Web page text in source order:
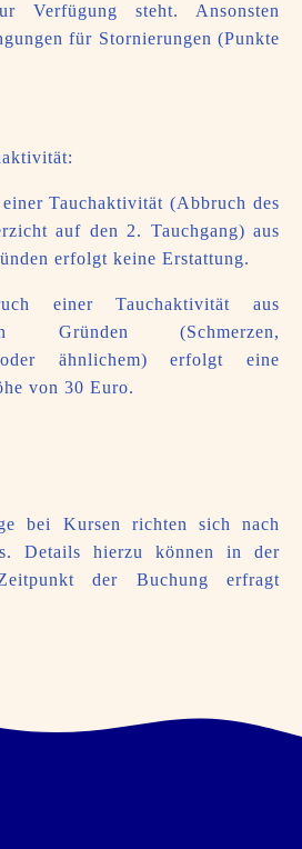
Verfügung steht. Ansonsten
für Stornierungen (Punkte
Tauchaktivität (Abbruch des
auf den 2. Tauchgang) aus
erfolgt keine Erstattung.
einer Tauchaktivität aus
Gründen (Schmerzen,
oder ähnlichem) erfolgt eine
von 30 Euro.
bei Kursen richten sich nach
Details hierzu können in der
der Buchung erfragt